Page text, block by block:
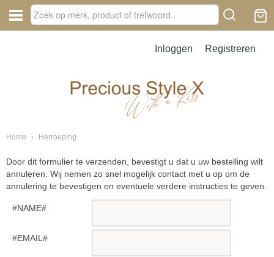
Inloggen Registreren
Home › Herroeping
Door dit formulier te verzenden, bevestigt u dat u uw bestelling wilt
annuleren. Wij nemen zo snel mogelijk contact met u op om de
annulering te bevestigen en eventuele verdere instructies te geven.
#NAME#
#EMAIL#